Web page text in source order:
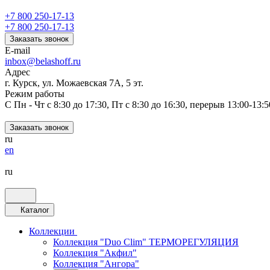
+7 800 250-17-13
+7 800 250-17-13
Заказать звонок
E-mail
inbox@belashoff.ru
Адрес
г. Курск, ул. Можаевская 7А, 5 эт.
Режим работы
C Пн - Чт с 8:30 до 17:30, Пт с 8:30 до 16:30, перерыв 13:00-
Заказать звонок
ru
en
ru
Каталог
Коллекции
Коллекция "Duo Clim" ТЕРМОРЕГУЛЯЦИЯ
Коллекция "Акфил"
Коллекция "Ангора"